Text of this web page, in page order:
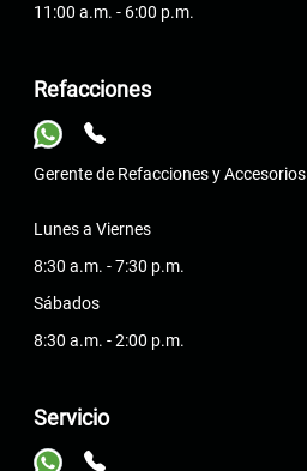
11:00 a.m. - 6:00 p.m.
Refacciones
Gerente de Refacciones y Accesorios
Lunes a Viernes
8:30 a.m. - 7:30 p.m.
Sábados
8:30 a.m. - 2:00 p.m.
Servicio